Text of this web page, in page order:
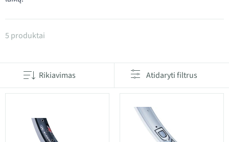
Produktai kategorijoje 20" dviračio ratlankiai
5 produktai
Rikiavimas Atidaryti filtrus